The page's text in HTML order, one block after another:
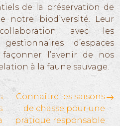
de la préservation de
notre biodiversité. Leur
avec les
d’espaces
l’avenir de nos
à la faune sauvage.
Connaître les saisons
de chasse pour une
pratique responsable